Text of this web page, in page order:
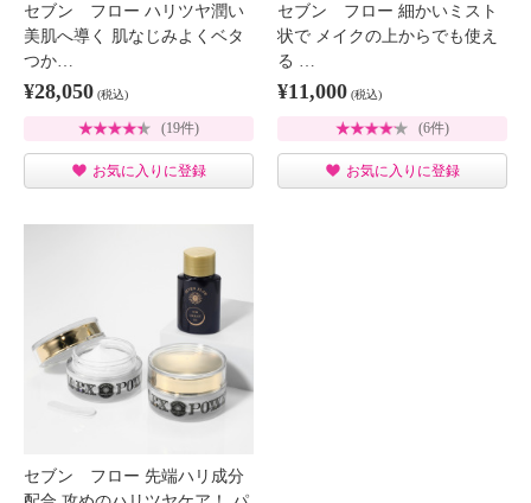
セブン フロー ハリツヤ潤い
美肌へ導く 肌なじみよくベタ
つか…
¥28,050 (税込)
(19件)
お気に入りに登録
セブン フロー 細かいミスト
状で メイクの上からでも使え
る …
¥11,000 (税込)
(6件)
お気に入りに登録
セブン フロー 先端ハリ成分